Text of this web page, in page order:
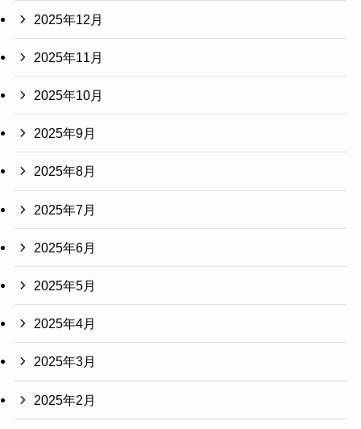
2025年12月
2025年11月
2025年10月
2025年9月
2025年8月
2025年7月
2025年6月
2025年5月
2025年4月
2025年3月
2025年2月